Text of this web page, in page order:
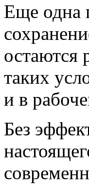
Еще одна
остаются
таких
и в
Без